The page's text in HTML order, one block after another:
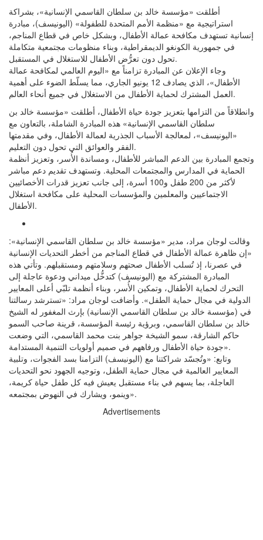
أطلقت «مؤسسة خالد بن سلطان القاسمي الإنسانية»، بشراكة
استراتيجية مع «منظمة الأمم المتحدة للطفولة» (اليونيسف)، مبادرة
إنسانية تستهدف مكافحة عمالة الأطفال، وبشكل خاص في قطاع المناجم،
في جمهورية الكونغو الديمقراطية، وبناء منظومات مجتمعية متكاملة
تحول دون تعرُّض الأطفال للاستغلال في المستقبل.
وجاء الإعلان عن المبادرة تزامناً مع «اليوم العالمي لمكافحة عمالة
الأطفال»، الذي يصادف 12 يونيو الجاري، مما يسلّط الضوء على أهمية
العمل المشترك لحماية الأطفال من الاستغلال في جميع أنحاء العالم.
وانطلاقاً من التزامها بتعزيز جودة حياة الأطفال، أطلقت «مؤسسة خالد بن
سلطان القاسمي الإنسانية» هذه المبادرة الشاملة، بالتعاون مع
«اليونيسف»، لمعالجة الأسباب الجذرية لعمالة الأطفال، وفي مقدمتها
الفقر والعوائق التي تحول دون التعليم.
وتجمع المبادرة بين الدعم المباشر للأطفال، ومساندة الأُسر، وتعزيز أنظمة
الحماية في المدارس والمجتمعات المحلية. وتستهدف تقديم دعم مباشر
لأكثر من 200 طفل و100 أسرة، إلى جانب تعزيز قدرات الأخصائيين
الاجتماعيين والمعلمين والمؤسسات المحلية على مكافحة استغلال
الأطفال.
وقالت لوجان مراد، مدير «مؤسسة خالد بن سلطان القاسمي الإنسانية»:
«إن ظاهرة عمالة الأطفال في قطاع المناجم من أخطر التحديات الإنسانية
في عصرنا، إذ تُسلب الأطفال صحتهم وسلامتهم ومستقبلهم. وتأتي هذه
المبادرة المشتركة مع (اليونيسف) كتدخُّل ميداني ودعوة عاجلة إلى
التحرك لحماية الأطفال، وتمكين الأُسر، وبناء أنظمة تلبّي أعلى المعايير
الدولية في مجال حماية الطفل». وأضافت لوجان مراد: «تسترشد رسالتنا
في (مؤسسة خالد بن سلطان القاسمي الإنسانية) بإرث المغفور له الشيخ
خالد بن سلطان القاسمي، وبرؤية رئيسة المؤسسة، قرينة صاحب السمو
حاكم الشارقة، سمو الشيخة جواهر بنت محمد القاسمي، التي وضعت
جودة حياة الأطفال ورفاههم في صميم أولويات التنمية المستدامة».
وتابع: «وتُجسّد شراكتنا مع (اليونيسف) التزامنا بسد الفجوات، وتلبية
المعايير العالمية في مجال حماية الطفل، وتوجيه الجهود نحو التحديات
العاجلة، بما يسهم في بناء مستقبل يعيش فيه كل طفل حياة كريمة،
وينمو، ويشارك في النهوض بمجتمعه».
Advertisements